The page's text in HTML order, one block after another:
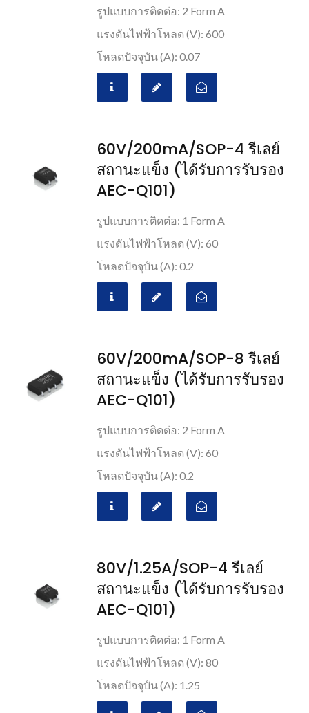
รูปแบบการติดต่อ: 2 Form A
แรงดันไฟฟ้าโหลด (V): 600
โหลดปัจจุบัน (A): 0.07
60V/200mA/SOP-4 รีเลย์
สถานะแข็ง (ได้รับการรับรอง
AEC-Q101)
รูปแบบการติดต่อ: 1 Form A
แรงดันไฟฟ้าโหลด (V): 60
โหลดปัจจุบัน (A): 0.2
60V/200mA/SOP-8 รีเลย์
สถานะแข็ง (ได้รับการรับรอง
AEC-Q101)
รูปแบบการติดต่อ: 2 Form A
แรงดันไฟฟ้าโหลด (V): 60
โหลดปัจจุบัน (A): 0.2
80V/1.25A/SOP-4 รีเลย์
สถานะแข็ง (ได้รับการรับรอง
AEC-Q101)
รูปแบบการติดต่อ: 1 Form A
แรงดันไฟฟ้าโหลด (V): 80
โหลดปัจจุบัน (A): 1.25